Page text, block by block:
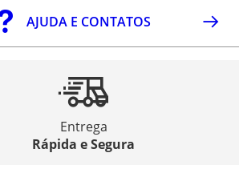
AJUDA E CONTATOS
Entrega
Rápida e Segura